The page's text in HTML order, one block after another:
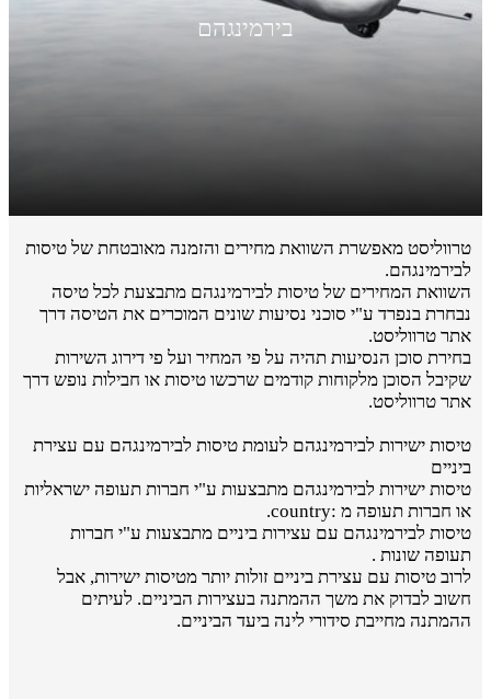
בירמינגהם
טרווליסט מאפשרת השוואת מחירים והזמנה מאובטחת של טיסות
לבירמינגהם.
השוואת המחירים של טיסות לבירמינגהם מתבצעת לכל טיסה
נבחרת בנפרד ע"י סוכני נסיעות שונים המוכרים את הטיסה דרך
אתר טרווליסט.
בחירת סוכן הנסיעות תהיה על פי המחיר ועל פי דירוג השירות
שקיבל הסוכן מלקוחות קודמים שרכשו טיסות או חבילות נופש דרך
אתר טרווליסט.
טיסות ישירות לבירמינגהם לעומת טיסות לבירמינגהם עם עצירת
ביניים
טיסות ישירות לבירמינגהם מתבצעות ע"י חברות תעופה ישראליות
או חברות תעופה מ :country.
טיסות לבירמינגהם עם עצירות ביניים מתבצעות ע"י חברות
תעופה שונות .
לרוב טיסות עם עצירת ביניים זולות יותר מטיסות ישירות, אבל
חשוב לבדוק את משך ההמתנה בעצירות הביניים. לעיתים
ההמתנה מחייבת סידורי לינה ביעד הביניים.